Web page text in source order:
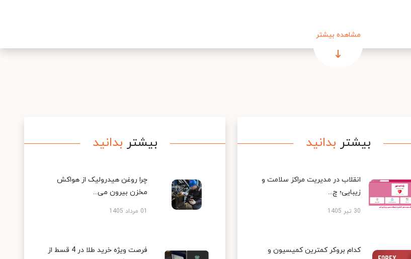
مشاهده بیشتر
بیشتر بدانید
انقلاب در مدیریت مراکز سلامت و
زیبایی؛ چ...
30 تیر 1405
کدام بروکر کمترین کمیسیون و
بیشتر بدانید
چرا روغن هیدرولیک از هواکش
مخزن بیرون می...
01 مرداد 1405
فرصت ویژه خرید طلا در 4 قسط از